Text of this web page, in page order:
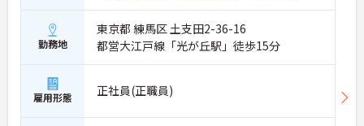
勤務地
東京都 練馬区 土支田2-36-16
都営大江戸線「光が丘駅」徒歩15分
雇用形態 正社員(正職員)